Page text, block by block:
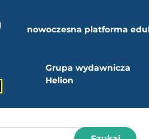
nowoczesna platforma
Grupa wydawnicza
Helion